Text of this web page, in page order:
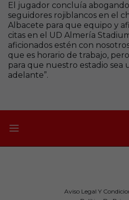
El jugador concluía
seguidores rojiblancos en el
Albacete para que equipo y
citas en el UD Almería
aficionados estén con
que es horario de trabajo,
para que nuestro estadio sea
adelante”.
Aviso Legal Y